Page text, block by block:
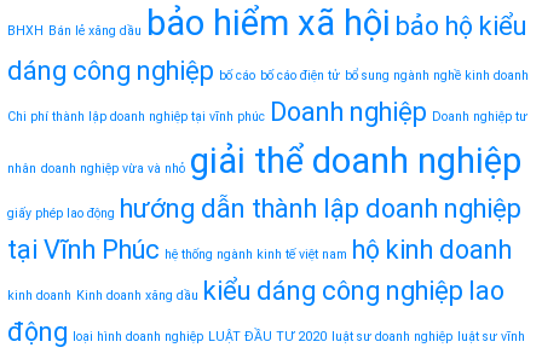
BHXH Bán lẻ xăng dầu bảo hiểm xã hội bảo hộ kiểu
dáng công nghiệp bố cáo bố cáo điện tử bổ sung ngành nghề kinh doanh
Chi phí thành lập doanh nghiệp tại vĩnh phúc Doanh nghiệp Doanh nghiệp tư
nhân doanh nghiệp vừa và nhỏ giải thể doanh nghiệp
giấy phép lao động hướng dẫn thành lập doanh nghiệp
tại Vĩnh Phúc hệ thống ngành kinh tế việt nam hộ kinh doanh
kinh doanh Kinh doanh xăng dầu kiểu dáng công nghiệp lao
động loại hình doanh nghiệp LUẬT ĐẦU TƯ 2020 luật sư doanh nghiệp luật sư vĩnh